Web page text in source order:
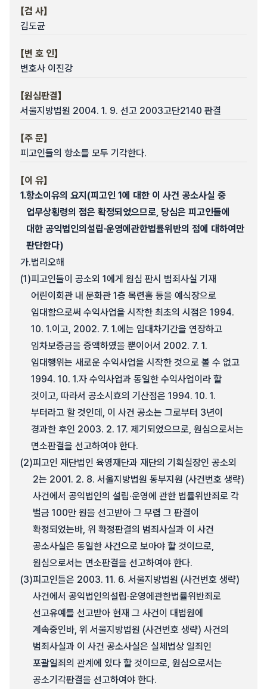
【검 사】
김도균
【변 호 인】
변호사 이진강
【원심판결】
서울지방법원 2004. 1. 9. 선고 2003고단2140 판결
【주 문】
피고인들의 항소를 모두 기각한다.
【이 유】
1.항소이유의 요지(피고인 1에 대한 이 사건 공소사실 중
업무상횡령의 점은 확정되었으므로, 당심은 피고인들에
대한 공익법인의설립·운영에관한법률위반의 점에 대하여만
판단한다)
가.법리오해
(1)피고인들이 공소외 1에게 원심 판시 범죄사실 기재
어린이회관 내 문화관 1층 목련홀 등을 예식장으로
임대함으로써 수익사업을 시작한 최초의 시점은 1994.
10. 1.이고, 2002. 7. 1.에는 임대차기간을 연장하고
임차보증금을 증액하였을 뿐이어서 2002. 7. 1.
임대행위는 새로운 수익사업을 시작한 것으로 볼 수 없고
1994. 10. 1.자 수익사업과 동일한 수익사업이라 할
것이고, 따라서 공소시효의 기산점은 1994. 10. 1.
부터라고 할 것인데, 이 사건 공소는 그로부터 3년이
경과한 후인 2003. 2. 17. 제기되었으므로, 원심으로서는
면소판결을 선고하여야 한다.
(2)피고인 재단법인 육영재단과 재단의 기획실장인 공소외
2는 2001. 2. 8. 서울지방법원 동부지원 (사건번호 생략)
사건에서 공익법인의 설립·운영에 관한 법률위반죄로 각
벌금 100만 원을 선고받아 그 무렵 그 판결이
확정되었는바, 위 확정판결의 범죄사실과 이 사건
공소사실은 동일한 사건으로 보아야 할 것이므로,
원심으로서는 면소판결을 선고하여야 한다.
(3)피고인들은 2003. 11. 6. 서울지방법원 (사건번호 생략)
사건에서 공익법인의설립·운영에관한법률위반죄로
선고유예를 선고받아 현재 그 사건이 대법원에
계속중인바, 위 서울지방법원 (사건번호 생략) 사건의
범죄사실과 이 사건 공소사실은 실체법상 일죄인
포괄일죄의 관계에 있다 할 것이므로, 원심으로서는
공소기각판결을 선고하여야 한다.